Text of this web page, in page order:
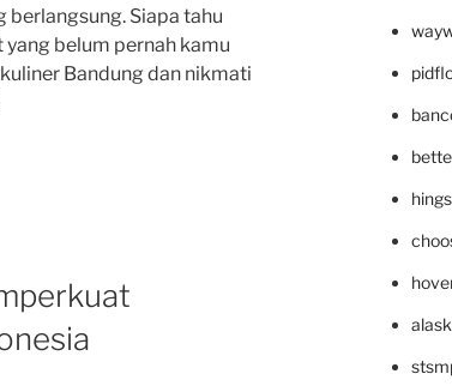
berlangsung. Siapa tahu
belum pernah kamu
Bandung dan nikmati